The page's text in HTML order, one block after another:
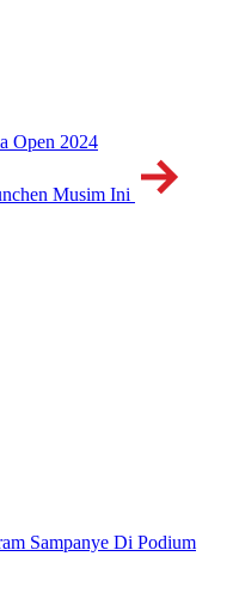
Open 2024
Musim Ini
Sampanye Di Podium